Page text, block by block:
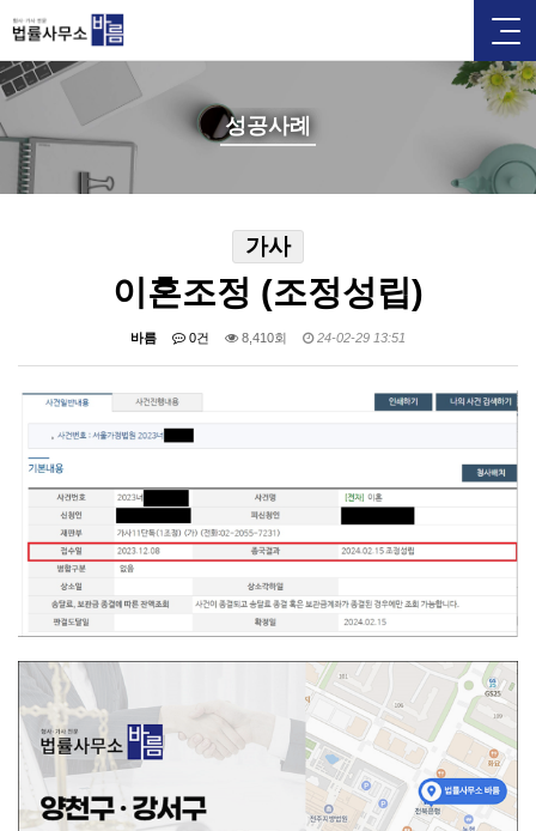
성공사례
가사
이혼조정 (조정성립)
바름 0건 8,410회 24-02-29 13:51